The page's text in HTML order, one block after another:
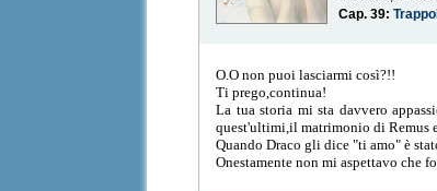
Cap. 39:
O.O non puoi lasciarmi così?!!
Ti prego,continua!
La tua storia mi sta davvero
quest'ultimi,il matrimonio di Remus
Quando Draco gli dice "ti amo" è
Onestamente non mi aspettavo che